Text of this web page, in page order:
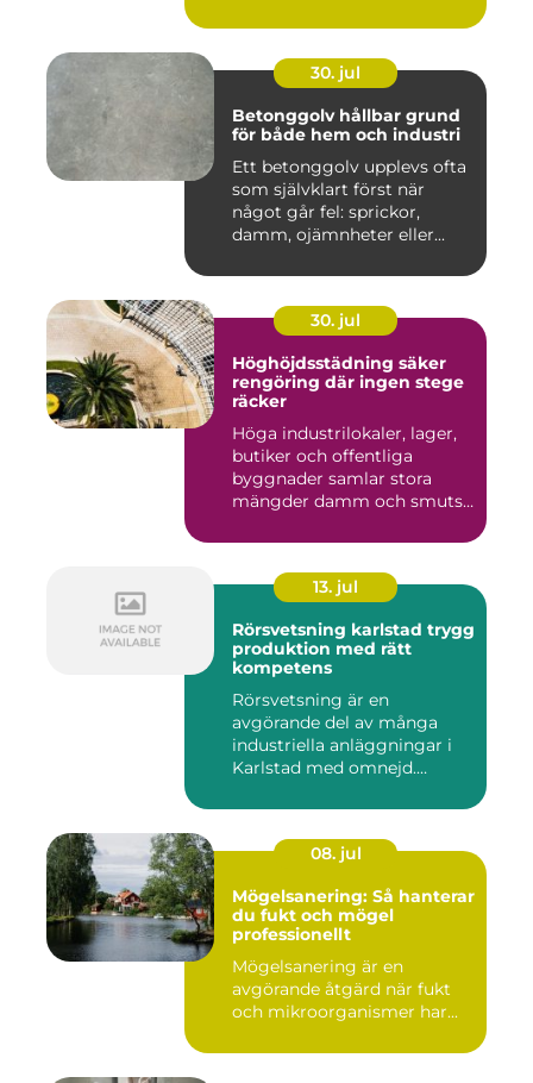
30. jul
Betonggolv hållbar grund
för både hem och industri
Ett betonggolv upplevs ofta
som självklart först när
något går fel: sprickor,
damm, ojämnheter eller...
30. jul
Höghöjdsstädning säker
rengöring där ingen stege
räcker
Höga industrilokaler, lager,
butiker och offentliga
byggnader samlar stora
mängder damm och smuts
13. jul
Rörsvetsning karlstad trygg
produktion med rätt
kompetens
Rörsvetsning är en
avgörande del av många
industriella anläggningar i
Karlstad med omnejd.
08. jul
Mögelsanering: Så hanterar
du fukt och mögel
professionellt
Mögelsanering är en
avgörande åtgärd när fukt
och mikroorganismer har...